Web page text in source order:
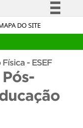
DO SITE
à informação
Legislação
Canais
- ESEF